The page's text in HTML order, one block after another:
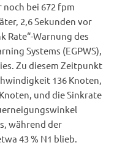
noch bei 672 fpm
2,6 Sekunden vor
Rate“-Warnung des
Systems (EGPWS),
Zu diesem Zeitpunkt
136 Knoten,
und die Sinkrate
während der
43 % N1 blieb.